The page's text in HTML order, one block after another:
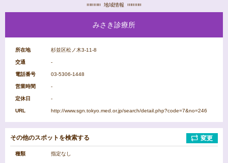
地域情報
みさき診療所
所在地 杉並区松ノ木3-11-8
交通 -
電話番号 03-5306-1448
営業時間 -
定休日 -
URL http://www.sgn.tokyo.med.or.jp/search/detail.php?code=7&no=246
その他のスポットを検索する 変更
種類 指定なし
選
保
育
幼
稚
児
童
病
院
公
園